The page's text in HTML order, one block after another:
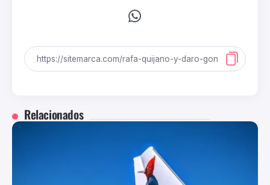
Relacionados